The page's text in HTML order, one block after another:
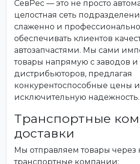
СевРес — это не просто
целостная сеть
слаженно и
обеспечивать клиентов
автозапчастями. Мы сами
товары напрямую с заводов
дистрибьюторов, предлагая
конкурентоспособные цены и
исключительную надежность.
Транспортные
доставки
Мы отправляем товары через
транспортные компании: